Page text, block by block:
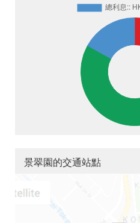
景翠園的交通站點